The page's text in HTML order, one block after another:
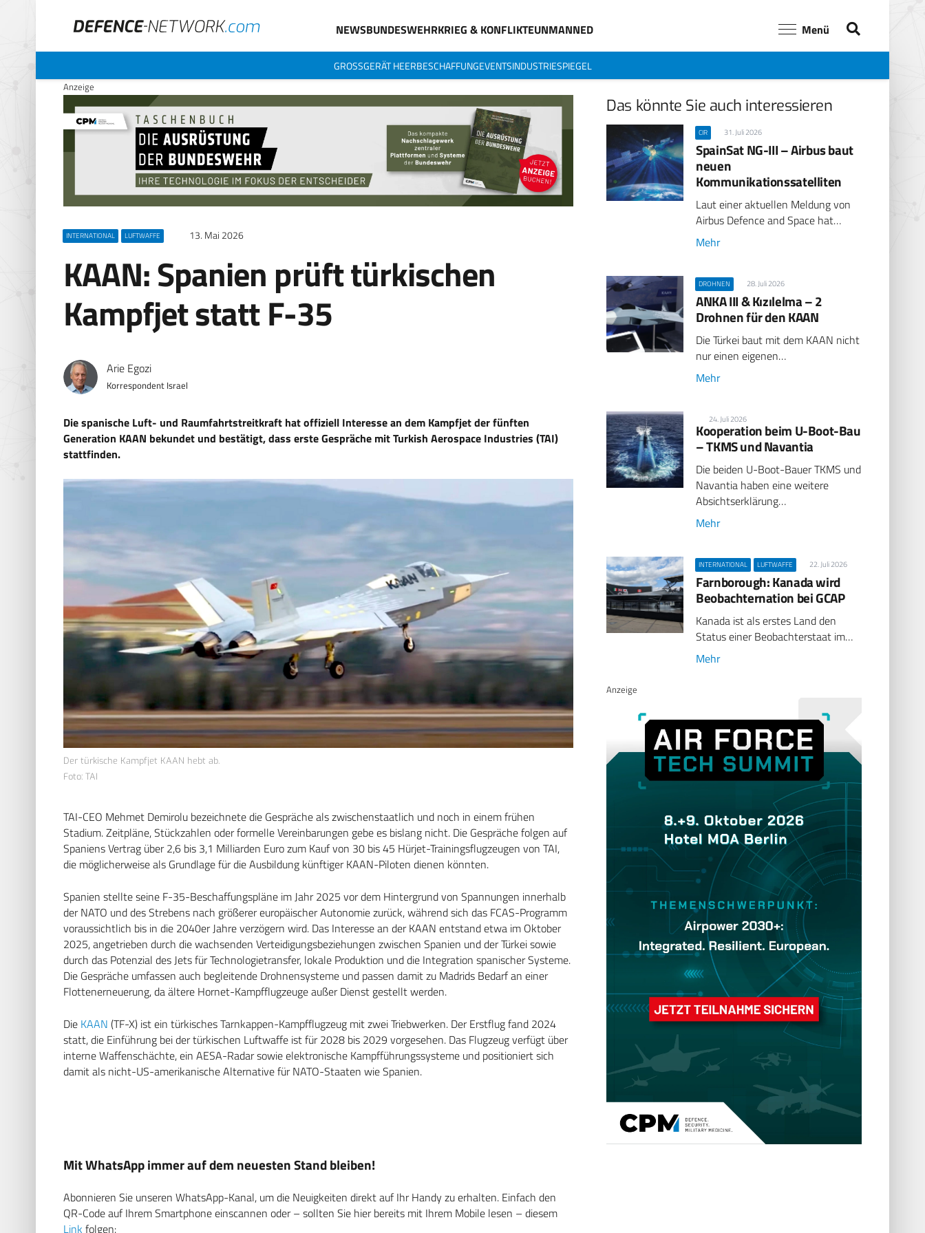
NEWSBUNDESWEHRKRIEG & KONFLIKTEUNMANNED Menü
GROSSGERÄT HEERBESCHAFFUNGEVENTSINDUSTRIESPIEGEL
Anzeige
INTERNATIONAL LUFTWAFFE 13. Mai 2026
KAAN: Spanien prüft türkischen
Kampfjet statt F-35
Arie Egozi
Korrespondent Israel
Die spanische Luft- und Raumfahrtstreitkraft hat offiziell Interesse an dem Kampfjet der fünften
Generation KAAN bekundet und bestätigt, dass erste Gespräche mit Turkish Aerospace Industries (TAI)
stattfinden.
Der türkische Kampfjet KAAN hebt ab.
Foto: TAI
TAI-CEO Mehmet Demirolu bezeichnete die Gespräche als zwischenstaatlich und noch in einem frühen
Stadium. Zeitpläne, Stückzahlen oder formelle Vereinbarungen gebe es bislang nicht. Die Gespräche folgen auf
Spaniens Vertrag über 2,6 bis 3,1 Milliarden Euro zum Kauf von 30 bis 45 Hürjet-Trainingsflugzeugen von TAI,
die möglicherweise als Grundlage für die Ausbildung künftiger KAAN-Piloten dienen könnten.
Spanien stellte seine F-35-Beschaffungspläne im Jahr 2025 vor dem Hintergrund von Spannungen innerhalb
der NATO und des Strebens nach größerer europäischer Autonomie zurück, während sich das FCAS-Programm
voraussichtlich bis in die 2040er Jahre verzögern wird. Das Interesse an der KAAN entstand etwa im Oktober
2025, angetrieben durch die wachsenden Verteidigungsbeziehungen zwischen Spanien und der Türkei sowie
durch das Potenzial des Jets für Technologietransfer, lokale Produktion und die Integration spanischer Systeme.
Die Gespräche umfassen auch begleitende Drohnensysteme und passen damit zu Madrids Bedarf an einer
Flottenerneuerung, da ältere Hornet-Kampfflugzeuge außer Dienst gestellt werden.
Die KAAN (TF-X) ist ein türkisches Tarnkappen-Kampfflugzeug mit zwei Triebwerken. Der Erstflug fand 2024
statt, die Einführung bei der türkischen Luftwaffe ist für 2028 bis 2029 vorgesehen. Das Flugzeug verfügt über
interne Waffenschächte, ein AESA-Radar sowie elektronische Kampfführungssysteme und positioniert sich
damit als nicht-US-amerikanische Alternative für NATO-Staaten wie Spanien.
Mit WhatsApp immer auf dem neuesten Stand bleiben!
Abonnieren Sie unseren WhatsApp-Kanal, um die Neuigkeiten direkt auf Ihr Handy zu erhalten. Einfach den
QR-Code auf Ihrem Smartphone einscannen oder – sollten Sie hier bereits mit Ihrem Mobile lesen – diesem
Link folgen:
Das könnte Sie auch interessieren
CIR 31. Juli 2026
SpainSat NG-III – Airbus baut
neuen
Kommunikationssatelliten
Laut einer aktuellen Meldung von
Airbus Defence and Space hat…
Mehr
DROHNEN 28. Juli 2026
ANKA III & Kızılelma – 2
Drohnen für den KAAN
Die Türkei baut mit dem KAAN nicht
nur einen eigenen…
Mehr
24. Juli 2026
Kooperation beim U-Boot-Bau
– TKMS und Navantia
Die beiden U-Boot-Bauer TKMS und
Navantia haben eine weitere
Absichtserklärung…
Mehr
INTERNATIONAL LUFTWAFFE 22. Juli 2026
Farnborough: Kanada wird
Beobachternation bei GCAP
Kanada ist als erstes Land den
Status einer Beobachterstaat im…
Mehr
Anzeige